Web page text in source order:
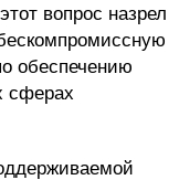
вопрос назрел
обеспечению
сферах